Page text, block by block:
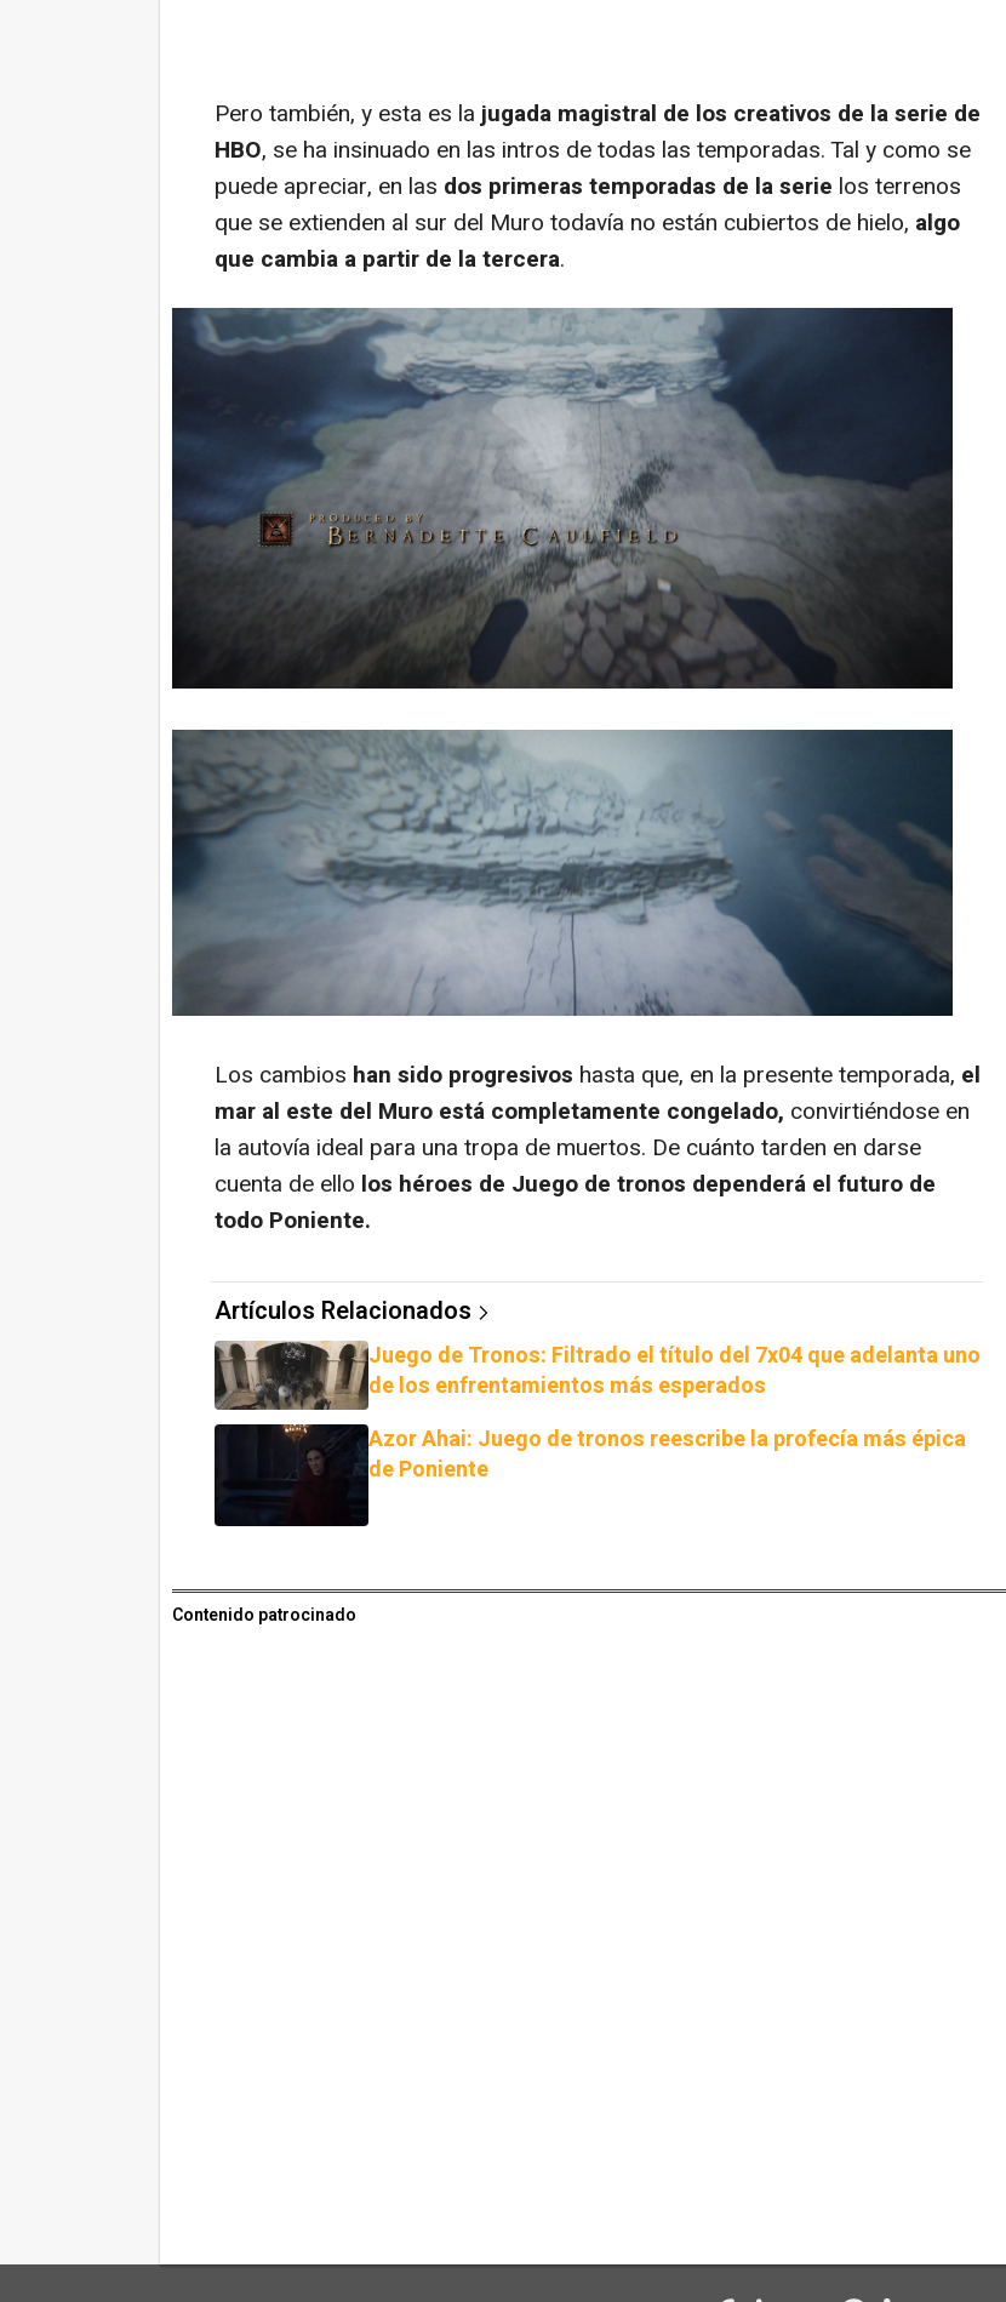
Pero también, y esta es lajugada magistral de los creativos de la serie de
HBO, se ha insinuado en las intros de todas las temporadas. Tal y como se
puede apreciar, en las dos primeras temporadas de la serie los terrenos
que se extienden al sur del Muro todavía no están cubiertos de hielo, algo
que cambia a partir de la tercera.
Los cambios han sido progresivos hasta que, en la presente temporada, el
mar al este del Muro está completamente congelado, convirtiéndose en
la autovía ideal para una tropa de muertos. De cuánto tarden en darse
cuenta de ello los héroes de Juego de tronos dependerá el futuro de
todo Poniente.
Artículos Relacionados
Juego de Tronos: Filtrado el título del 7x04 que adelanta uno
de los enfrentamientos más esperados
Azor Ahai: Juego de tronos reescribe la profecía más épica
de Poniente
Contenido patrocinado